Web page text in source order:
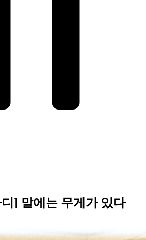
] 말에는 무게가 있다